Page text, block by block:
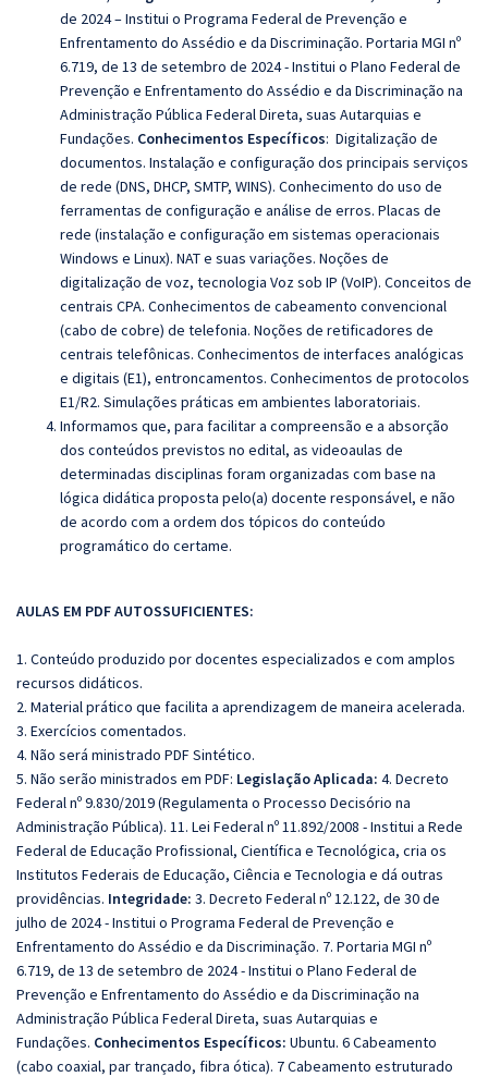
de 2024 – Institui o Programa Federal de Prevenção e
Enfrentamento do Assédio e da Discriminação. Portaria MGI nº
6.719, de 13 de setembro de 2024 - Institui o Plano Federal de
Prevenção e Enfrentamento do Assédio e da Discriminação na
Administração Pública Federal Direta, suas Autarquias e
Fundações. Conhecimentos Específicos: Digitalização de
documentos. Instalação e configuração dos principais serviços
de rede (DNS, DHCP, SMTP, WINS). Conhecimento do uso de
ferramentas de configuração e análise de erros. Placas de
rede (instalação e configuração em sistemas operacionais
Windows e Linux). NAT e suas variações. Noções de
digitalização de voz, tecnologia Voz sob IP (VoIP). Conceitos de
centrais CPA. Conhecimentos de cabeamento convencional
(cabo de cobre) de telefonia. Noções de retificadores de
centrais telefônicas. Conhecimentos de interfaces analógicas
e digitais (E1), entroncamentos. Conhecimentos de protocolos
E1/R2. Simulações práticas em ambientes laboratoriais.
Informamos que, para facilitar a compreensão e a absorção
dos conteúdos previstos no edital, as videoaulas de
determinadas disciplinas foram organizadas com base na
lógica didática proposta pelo(a) docente responsável, e não
de acordo com a ordem dos tópicos do conteúdo
programático do certame.
AULAS EM PDF AUTOSSUFICIENTES:
1. Conteúdo produzido por docentes especializados e com amplos
recursos didáticos.
2. Material prático que facilita a aprendizagem de maneira acelerada.
3. Exercícios comentados.
4. Não será ministrado PDF Sintético.
5. Não serão ministrados em PDF: Legislação Aplicada: 4. Decreto
Federal nº 9.830/2019 (Regulamenta o Processo Decisório na
Administração Pública). 11. Lei Federal nº 11.892/2008 - Institui a Rede
Federal de Educação Profissional, Científica e Tecnológica, cria os
Institutos Federais de Educação, Ciência e Tecnologia e dá outras
providências. Integridade: 3. Decreto Federal nº 12.122, de 30 de
julho de 2024 - Institui o Programa Federal de Prevenção e
Enfrentamento do Assédio e da Discriminação. 7. Portaria MGI nº
6.719, de 13 de setembro de 2024 - Institui o Plano Federal de
Prevenção e Enfrentamento do Assédio e da Discriminação na
Administração Pública Federal Direta, suas Autarquias e
Fundações. Conhecimentos Específicos: Ubuntu. 6 Cabeamento
(cabo coaxial, par trançado, fibra ótica). 7 Cabeamento estruturado